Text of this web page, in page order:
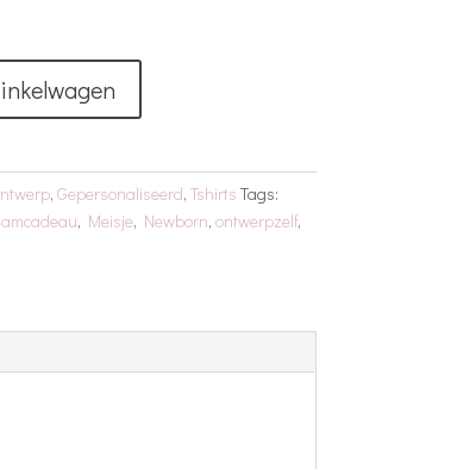
, Gepersonaliseerd, Tshirts Tags:
, Meisje, Newborn, ontwerpzelf,